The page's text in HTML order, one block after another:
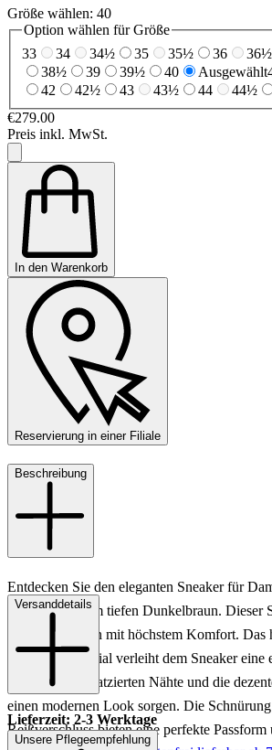
Größe wählen: 40
Option wählen für Größe
33
34 34½ 35 35½ 36 36½
38½
39 39½ 40 Ausgewählt
42
42½ 43 43½ 44 44½
€279.00
Preis inkl. MwSt.
In den Warenkorb
Reservierung in einer Filiale
Beschreibung
Entdecken Sie den eleganten Sneaker für
Cooper in einem tiefen Dunkelbraun. Dieser
stilvolles Design mit höchstem Komfort. Das
Lederobermaterial verleiht dem Sneaker
die sorgfältig platzierten Nähte und die
einen modernen Look sorgen. Die
Reißverschluss bieten eine perfekte Passform
Versanddetails
Lieferzeit: 2-3 Werktage
Unsere Pflegeempfehlung